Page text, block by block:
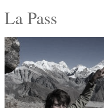
Kultur
Termine
Kostenlos
La Pass